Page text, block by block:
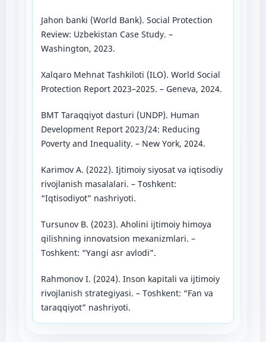
Jahon banki (World Bank). Social Protection
Review: Uzbekistan Case Study. –
Washington, 2023.
Xalqaro Mehnat Tashkiloti (ILO). World Social
Protection Report 2023–2025. – Geneva, 2024.
BMT Taraqqiyot dasturi (UNDP). Human
Development Report 2023/24: Reducing
Poverty and Inequality. – New York, 2024.
Karimov A. (2022). Ijtimoiy siyosat va iqtisodiy
rivojlanish masalalari. – Toshkent:
“Iqtisodiyot” nashriyoti.
Tursunov B. (2023). Aholini ijtimoiy himoya
qilishning innovatsion mexanizmlari. –
Toshkent: “Yangi asr avlodi”.
Rahmonov I. (2024). Inson kapitali va ijtimoiy
rivojlanish strategiyasi. – Toshkent: “Fan va
taraqqiyot” nashriyoti.